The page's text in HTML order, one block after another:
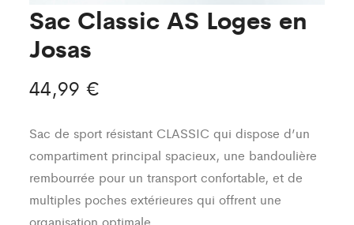
Sac Classic AS Loges en
Josas
44,99 €
Sac de sport résistant CLASSIC qui dispose d’un
compartiment principal spacieux, une bandoulière
rembourrée pour un transport confortable, et de
multiples poches extérieures qui offrent une